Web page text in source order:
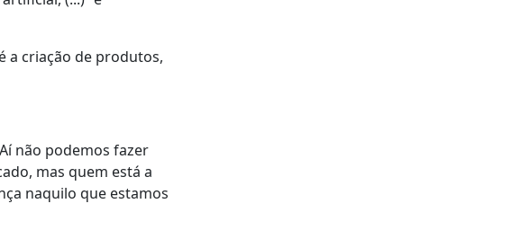
a criação de produtos,
não podemos fazer
mas quem está a
naquilo que estamos